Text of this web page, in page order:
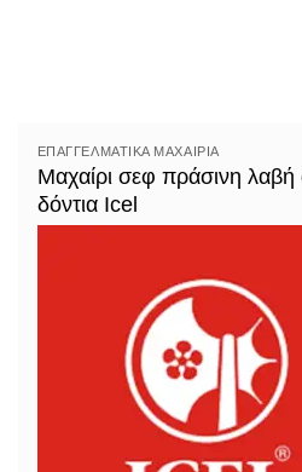
ΕΠΑΓΓΕΛΜΑΤΙΚΆ ΜΑΧΑΊΡΙΑ
Μαχαίρι σεφ πράσινη λαβή
δόντια Icel